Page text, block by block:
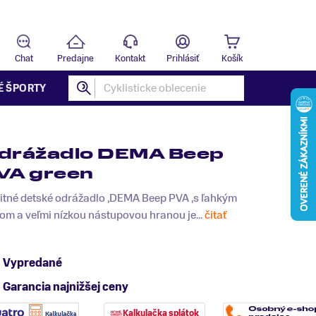
Chat Predajne Kontakt Prihlásiť Košík
ŠPORTY
DEMA Beep
green
detské odrážadlo ,DEMA Beep PVA ,s ľahkým
a veľmi nízkou nástupovou hranou je...čitať
Vypredané
Garancia najnižšej ceny
Kalkulačka splátok